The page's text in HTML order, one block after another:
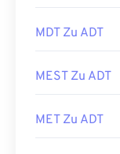
MDT Zu ADT
MEST Zu ADT
MET Zu ADT